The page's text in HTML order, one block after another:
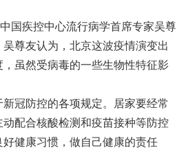
国疾控中心流行病学首席专家吴尊
尊友认为，北京这波疫情演变出
虽然受病毒的一些生物性特征影
冠防控的各项规定。居家要经常
配合核酸检测和疫苗接种等防控
健康习惯，做自己健康的责任